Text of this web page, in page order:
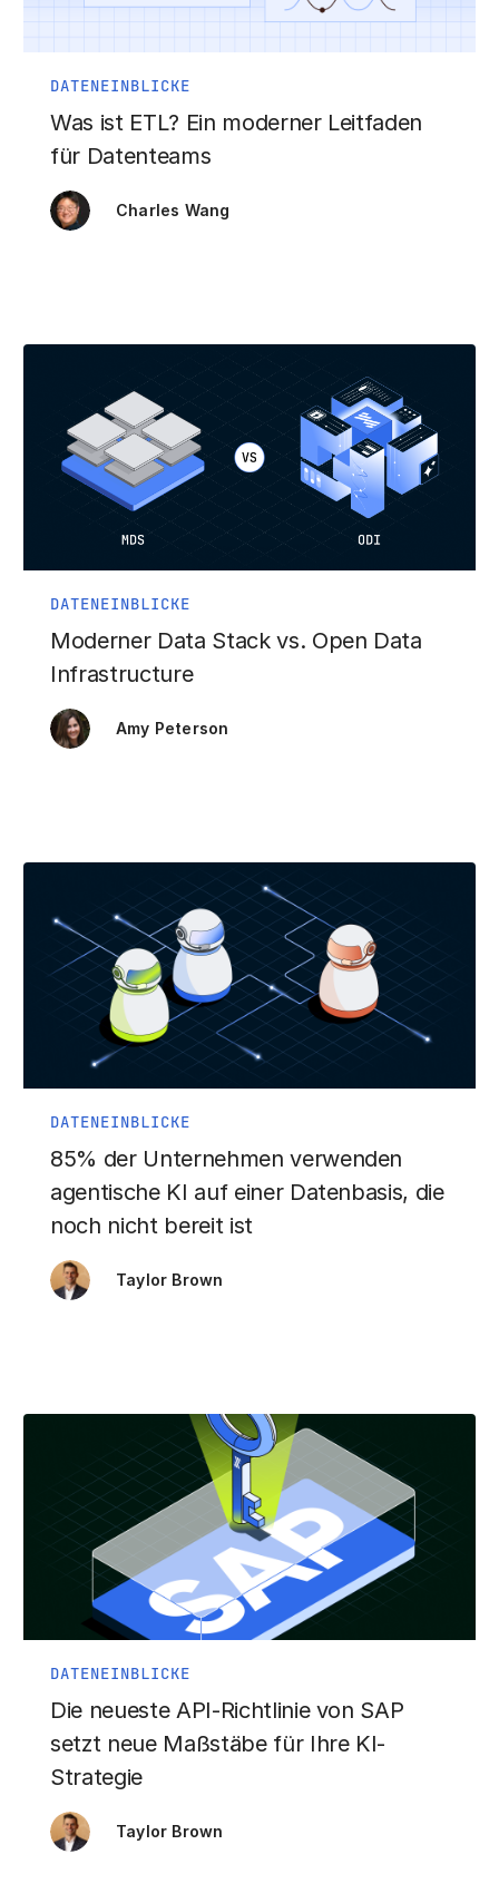
DATENEINBLICKE
Was ist ETL? Ein moderner Leitfaden
für Datenteams
Charles Wang
DATENEINBLICKE
Moderner Data Stack vs. Open Data
Infrastructure
Amy Peterson
DATENEINBLICKE
85% der Unternehmen verwenden
agentische KI auf einer Datenbasis, die
noch nicht bereit ist
Taylor Brown
DATENEINBLICKE
Die neueste API-Richtlinie von SAP
setzt neue Maßstäbe für Ihre KI-
Strategie
Taylor Brown